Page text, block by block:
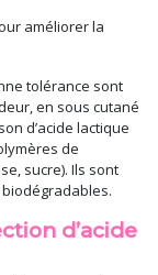
améliorer la
tolérance sont
en sous cutané
d’acide lactique
de
sucre). Ils sont
d’acide